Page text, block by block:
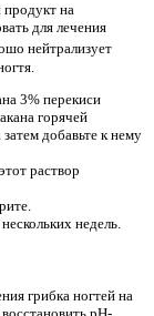
продукт на
для лечения
нейтрализует
3% перекиси
горячей
добавьте к нему
раствор
недель.
грибка ногтей на